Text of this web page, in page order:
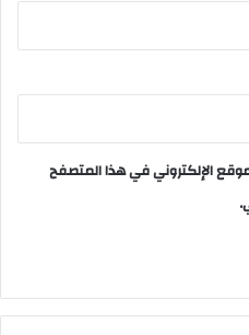
الإلكتروني في هذا المتصفح